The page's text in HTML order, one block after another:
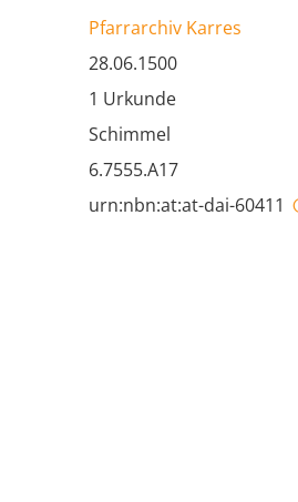
Pfarrarchiv Karres
28.06.1500
1 Urkunde
Schimmel
6.7555.A17
urn:nbn:at:at-dai-60411